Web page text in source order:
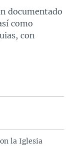
documentado
como
con
la Iglesia